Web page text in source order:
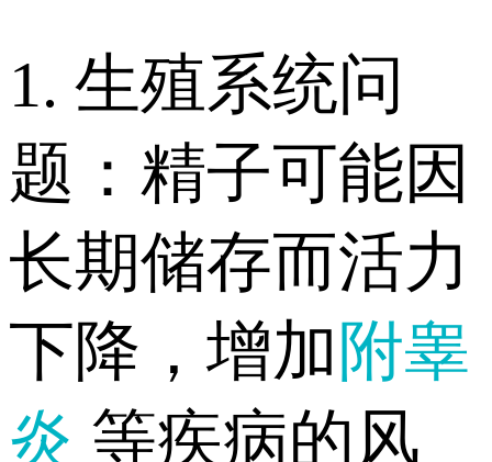
1. 生殖系统问
题：精子可能因
长期储存而活力
下降，增加 附睾
炎 等疾病的风